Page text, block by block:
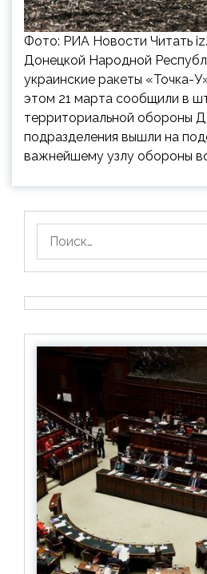
Фото: РИА Новости Читать
Донецкой Народной
украинские ракеты «Точка-
этом 21 марта сообщили в
территориальной обороны
подразделения вышли на
важнейшему узлу обороны